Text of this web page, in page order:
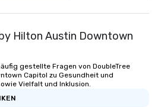
Hilton Austin Downtown
gestellte Fragen von DoubleTree
Capitol zu Gesundheit und
Vielfalt und Inklusion.